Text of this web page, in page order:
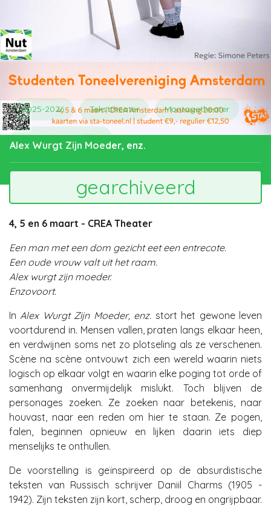
Alex Wurgt Zijn Moeder, enz.
2025-2026 Teksttheater Montagetheater
Nut van Amsterdam
gearchiveerd
4, 5 en 6 maart - CREA Theater
Een man met een dom gezicht eet een entrecote.
Een oude vrouw valt uit het raam.
Alex wurgt zijn moeder.
Enzovoort.
InAlex Wurgt Zijn Moeder, enz. stort het gewone leven
voortdurend in. Mensen vallen, praten langs elkaar heen,
en verdwijnen soms net zo plotseling als ze verschenen.
Scène na scène ontvouwt zich een wereld waarin niets
logisch op elkaar volgt en waarin elke poging tot orde of
samenhang onvermijdelijk mislukt. Toch blijven de
personages zoeken. Ze zoeken naar betekenis, naar
houvast, naar een reden om hier te staan. Ze pogen,
falen, beginnen opnieuw en lijken daarin iets diep
menselijks te onthullen.
De voorstelling is geïnspireerd op de absurdistische
teksten van Russisch schrijver Daniil Charms (1905 -
1942). Zijn teksten zijn kort, scherp, droog en ongrijpbaar.